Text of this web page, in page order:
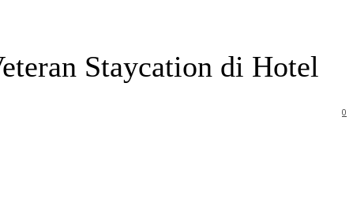
Staycation di Hotel
0